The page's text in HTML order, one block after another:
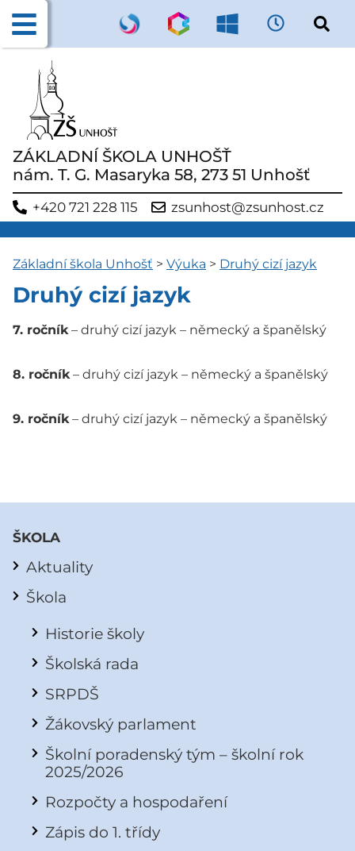
ZÁKLADNÍ ŠKOLA UNHOŠŤ
nám. T. G. Masaryka 58, 273 51 Unhošť
+420 721 228 115 zsunhost@zsunhost.cz
Základní škola Unhošť > Výuka > Druhý cizí jazyk
Druhý cizí jazyk
7. ročník – druhý cizí jazyk – německý a španělský
8. ročník – druhý cizí jazyk – německý a španělský
9. ročník – druhý cizí jazyk – německý a španělský
ŠKOLA
Aktuality
Škola
Historie školy
Školská rada
SRPDŠ
Žákovský parlament
Školní poradenský tým – školní rok
2025/2026
Rozpočty a hospodaření
Zápis do 1. třídy